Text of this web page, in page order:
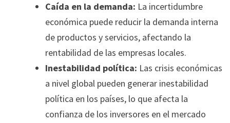
Caída en la demanda: La incertidumbre
económica puede reducir la demanda interna
de productos y servicios, afectando la
rentabilidad de las empresas locales.
Inestabilidad política: Las crisis económicas
a nivel global pueden generar inestabilidad
política en los países, lo que afecta la
confianza de los inversores en el mercado